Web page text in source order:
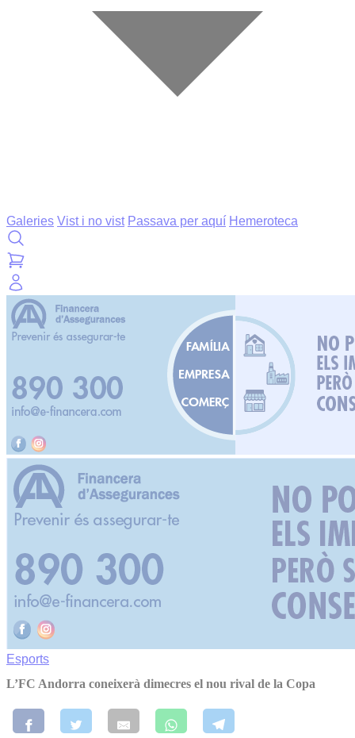
Galeries Vist i no vist Passava per aquí Hemeroteca
Esports
L’FC Andorra coneixerà dimecres el nou rival de la Copa